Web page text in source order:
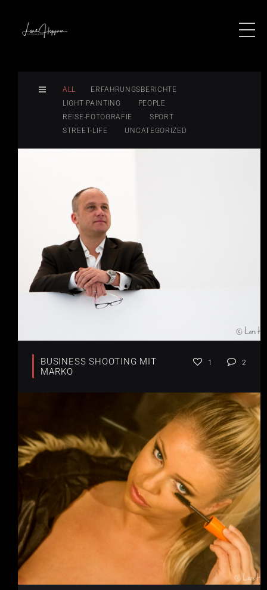
ALL
ERFAHRUNGSBERICHTE
LIGHT PAINTING
PEOPLE
REISE-FOTOGRAFIE
SPORT
STREET-LIFE
UNCATEGORIZED
BUSINESS SHOOTING MIT
MARKO
1 2